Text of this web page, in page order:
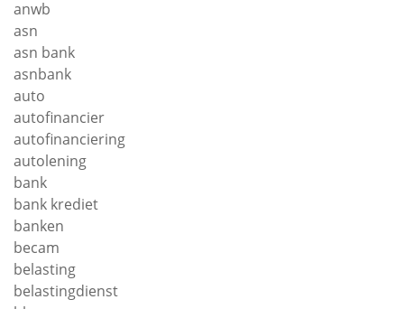
anwb
asn
asn bank
asnbank
auto
autofinancier
autofinanciering
autolening
bank
bank krediet
banken
becam
belasting
belastingdienst